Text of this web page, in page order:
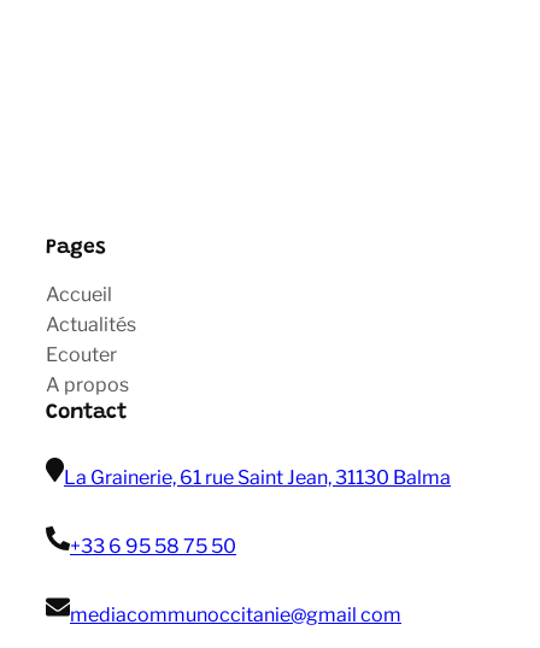
Pages
Accueil
Actualités
Ecouter
A propos
Contact
La Grainerie, 61 rue Saint Jean, 31130 Balma
+33 6 95 58 75 50
mediacommunoccitanie@gmail com